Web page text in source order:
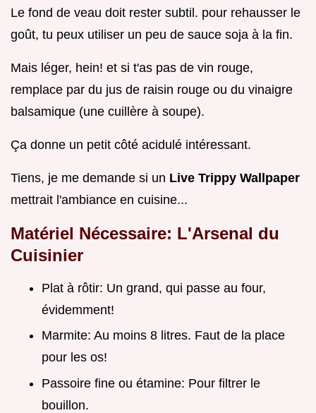
Le fond de veau doit rester subtil. pour rehausser le
goût, tu peux utiliser un peu de sauce soja à la fin.
Mais léger, hein! et si t'as pas de vin rouge,
remplace par du jus de raisin rouge ou du vinaigre
balsamique (une cuillère à soupe).
Ça donne un petit côté acidulé intéressant.
Tiens, je me demande si un Live Trippy Wallpaper
mettrait l'ambiance en cuisine...
Matériel Nécessaire: L'Arsenal du
Cuisinier
Plat à rôtir: Un grand, qui passe au four,
évidemment!
Marmite: Au moins 8 litres. Faut de la place
pour les os!
Passoire fine ou étamine: Pour filtrer le
bouillon.